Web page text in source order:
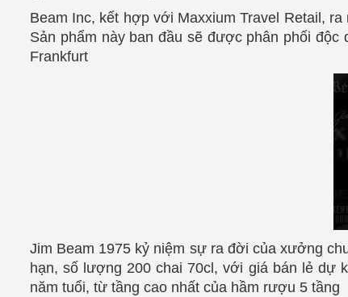
Beam Inc, kết hợp với Maxxium Travel Retail,
Sản phẩm này ban đầu sẽ được phân phối độc
Frankfurt
Jim Beam 1975 kỷ niệm sự ra đời của xưởng
hạn, số lượng 200 chai 70cl, với giá bán lẻ dự
năm tuổi, từ tầng cao nhất của hầm rượu 5 tầng